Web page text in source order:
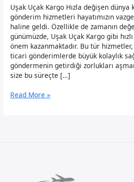
Uşak Uçak Kargo Hızla değişen dünya
gönderim hizmetleri hayatımızın
haline geldi. Özellikle de zamanın
günümüzde, Uşak Uçak Kargo gibi
önem kazanmaktadır. Bu tür
ticari gönderimlerde büyük kolaylık
göndermenin getirdiği zorlukları
size bu süreçte […]
Uşak
Read More »